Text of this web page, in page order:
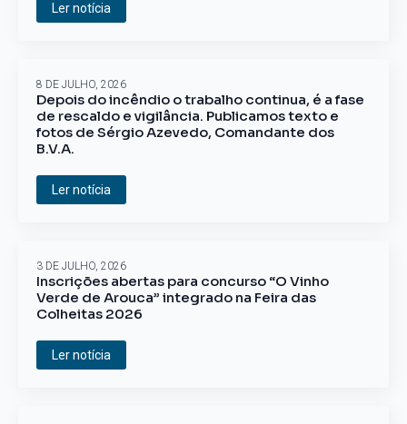
Ler notícia
Depois do incêndio o trabalho continua, é a fase
de rescaldo e vigilância. Publicamos texto e
fotos de Sérgio Azevedo, Comandante dos
B.V.A.
8 DE JULHO, 2026
Ler notícia
Inscrições abertas para concurso “O Vinho
Verde de Arouca” integrado na Feira das
Colheitas 2026
3 DE JULHO, 2026
Ler notícia